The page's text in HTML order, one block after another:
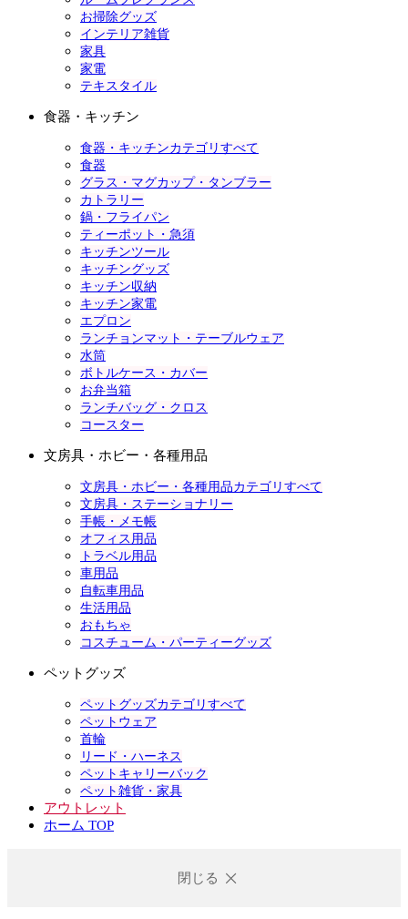
お掃除グッズ
インテリア雑貨
家具
家電
テキスタイル
食器・キッチン
食器・キッチンカテゴリすべて
食器
グラス・マグカップ・タンブラー
カトラリー
鍋・フライパン
ティーポット・急須
キッチンツール
キッチングッズ
キッチン収納
キッチン家電
エプロン
ランチョンマット・テーブルウェア
水筒
ボトルケース・カバー
お弁当箱
ランチバッグ・クロス
コースター
文房具・ホビー・各種用品
文房具・ホビー・各種用品カテゴリすべて
文房具・ステーショナリー
手帳・メモ帳
オフィス用品
トラベル用品
車用品
自転車用品
生活用品
おもちゃ
コスチューム・パーティーグッズ
ペットグッズ
ペットグッズカテゴリすべて
ペットウェア
首輪
リード・ハーネス
ペットキャリーバック
ペット雑貨・家具
アウトレット
ホーム TOP
閉じる